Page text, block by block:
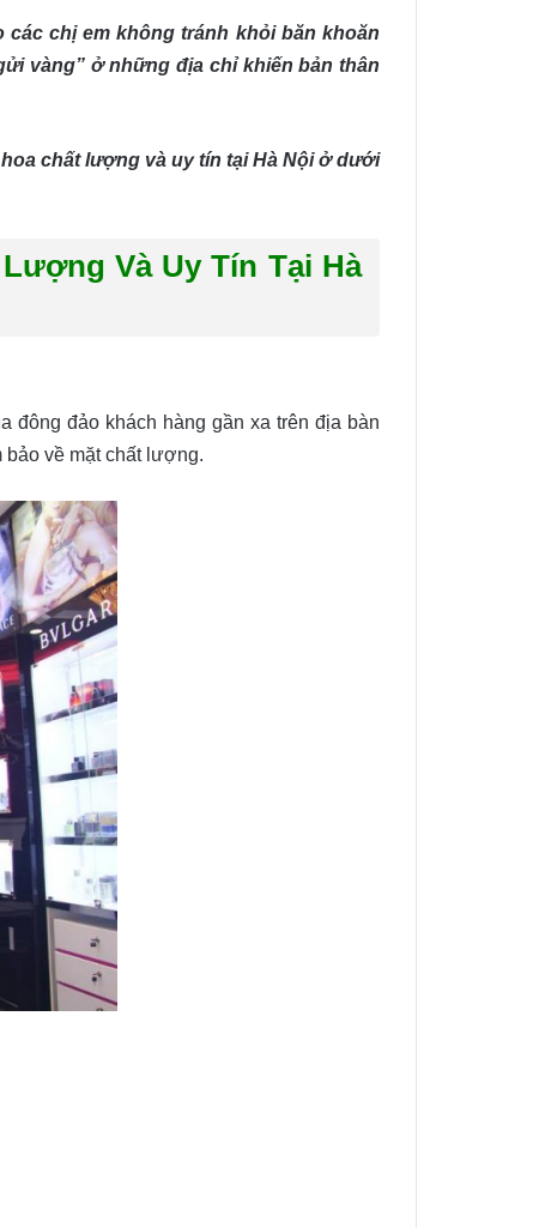
chị em không tránh khỏi băn khoăn
vàng” ở những địa chỉ khiến bản thân
chất lượng và uy tín tại Hà Nội ở dưới
Và Uy Tín Tại Hà
đảo khách hàng gần xa trên địa bàn
bảo về mặt chất lượng.